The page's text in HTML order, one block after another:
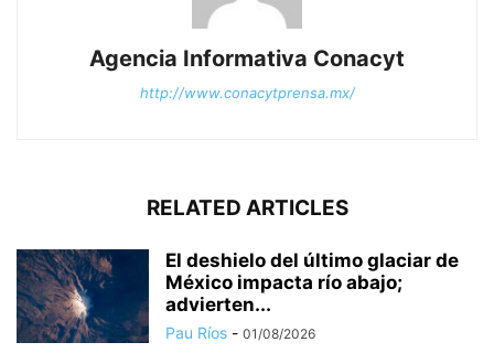
Agencia Informativa Conacyt
http://www.conacytprensa.mx/
RELATED ARTICLES
El deshielo del último glaciar de
México impacta río abajo;
advierten...
Pau Ríos - 01/08/2026